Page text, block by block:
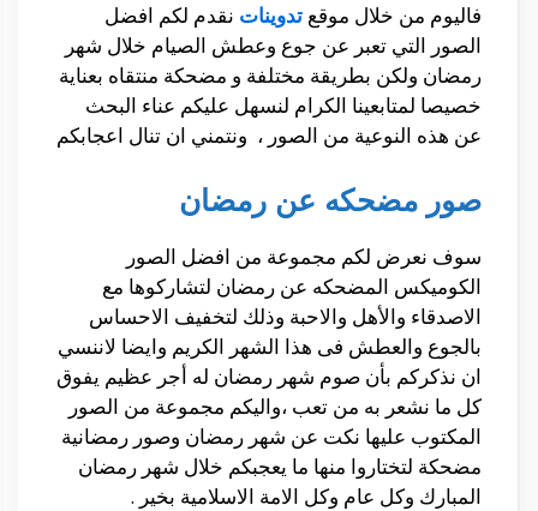
فاليوم من خلال موقع تدوينات نقدم لكم افضل
الصور التي تعبر عن جوع وعطش الصيام خلال شهر
رمضان ولكن بطريقة مختلفة و مضحكة منتقاه بعناية
خصيصا لمتابعينا الكرام لنسهل عليكم عناء البحث
عن هذه النوعية من الصور ، ونتمني ان تنال اعجابكم
صور مضحكه عن رمضان
سوف نعرض لكم مجموعة من افضل الصور
الكوميكس المضحكه عن رمضان لتشاركوها مع
الاصدقاء والأهل والاحبة وذلك لتخفيف الاحساس
بالجوع والعطش فى هذا الشهر الكريم وايضا لاننسي
ان نذكركم بأن صوم شهر رمضان له أجر عظيم يفوق
كل ما نشعر به من تعب ،واليكم مجموعة من الصور
المكتوب عليها نكت عن شهر رمضان وصور رمضانية
مضحكة لتختاروا منها ما يعجبكم خلال شهر رمضان
المبارك وكل عام وكل الامة الاسلامية بخير .